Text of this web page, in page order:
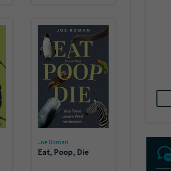
Joe Roman
Eat, Poop, Die